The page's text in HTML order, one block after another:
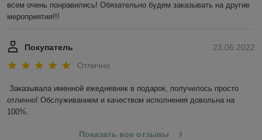
всем очень понравились! Обязательно будем заказывать на другие
мероприятия!!!
23.06.2022
Покупатель
Отлично
Заказывала именной ежедневник в подарок, получилось просто
отлично! Обслуживанием и качеством исполнения довольна на
100%.
Показать все отзывы